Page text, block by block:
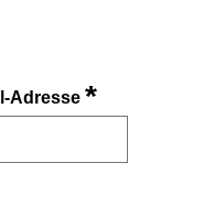
Adresse*